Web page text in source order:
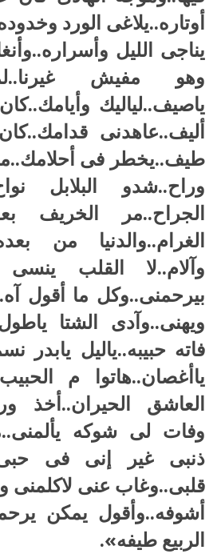
أوتاره..يلاغى الورد وخدوده
يناجى الليل
وهو مفيش
ياصيف..لياليك
أليف..عاهدنى
طيف..يخطر فى أحلامك..من
وراح..شدو البلابل
الجراح..مر الخريف
الغرام..والدنيا من
وآلام..لا القلب ينسى
بيرحمنى..وكل ما أقول
ويهنى..وآدى الشتا ياطول
فاته حبيبه..ياليل يابدر
ياأغصان..هاتوا م
العاشق الحيران..أخذ
وفات لى شوكه
ذنبى غير إنى فى
قلبى..وغاب عنى لاكلمنى
أشوفه..وأقول يمكن
الربيع طيفه».